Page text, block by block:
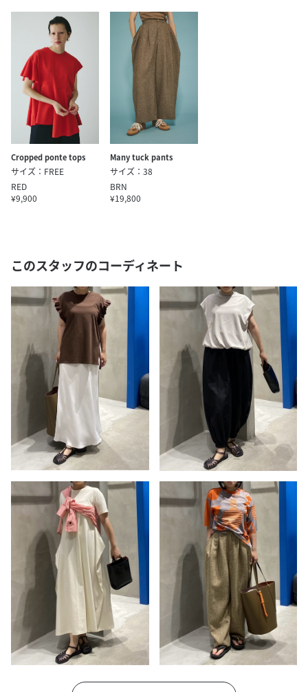
Cropped ponte tops
サイズ：FREE
RED
¥9,900
Many tuck pants
サイズ：38
BRN
¥19,800
このスタッフのコーディネート